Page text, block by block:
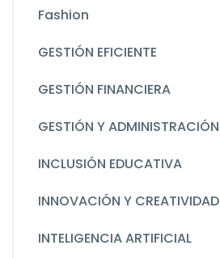
Fashion
GESTIÓN EFICIENTE
GESTIÓN FINANCIERA
GESTIÓN Y ADMINISTRACIÓN
INCLUSIÓN EDUCATIVA
INNOVACIÓN Y CREATIVIDAD
INTELIGENCIA ARTIFICIAL